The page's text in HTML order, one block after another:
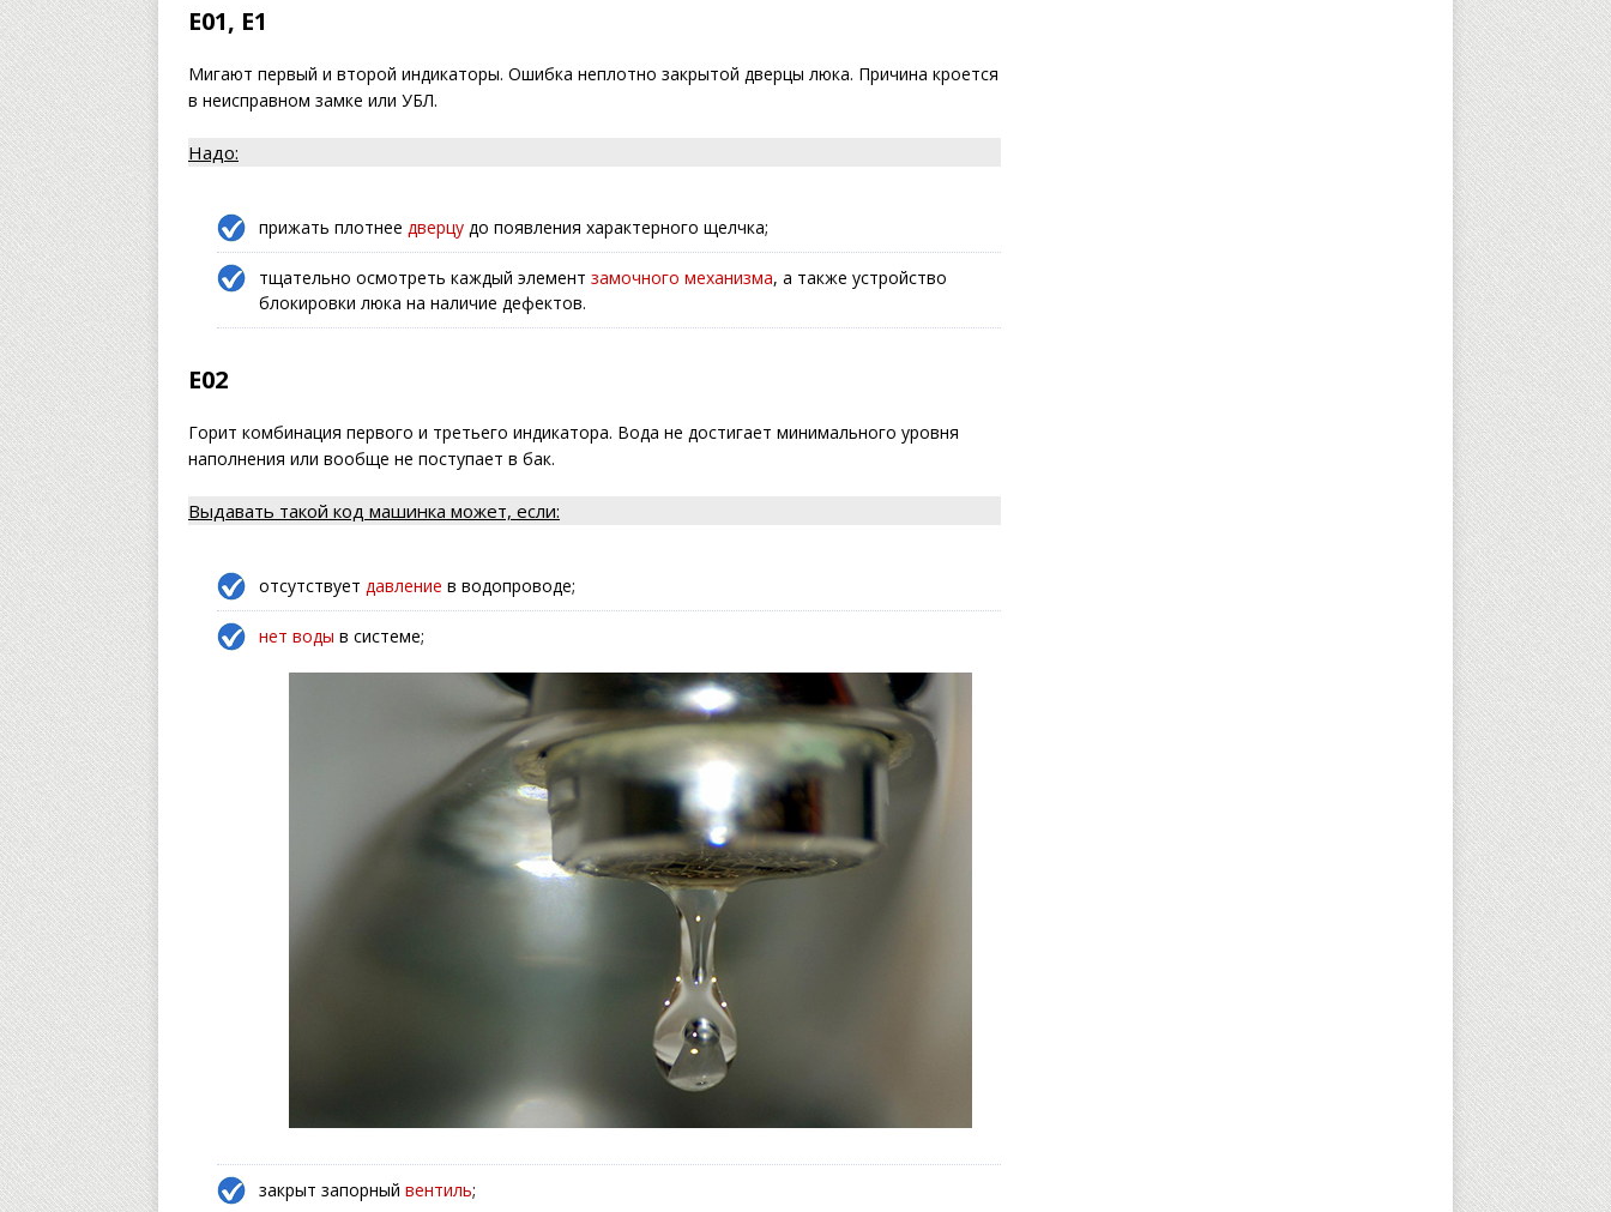
Е01, Е1
Мигают первый и второй индикаторы. Ошибка неплотно закрытой дверцы люка. Причина кроется
в неисправном замке или УБЛ.
Надо:
прижать плотнее дверцу до появления характерного щелчка;
тщательно осмотреть каждый элемент замочного механизма, а также устройство
блокировки люка на наличие дефектов.
Е02
Горит комбинация первого и третьего индикатора. Вода не достигает минимального уровня
наполнения или вообще не поступает в бак.
Выдавать такой код машинка может, если:
отсутствует давление в водопроводе;
нет воды в системе;
закрыт запорный вентиль;